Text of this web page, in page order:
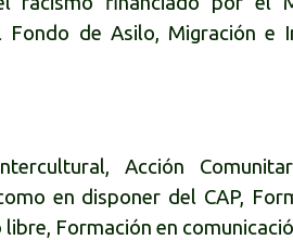
de Asilo, Migración e
Acción
en disponer del CAP,
Formación en